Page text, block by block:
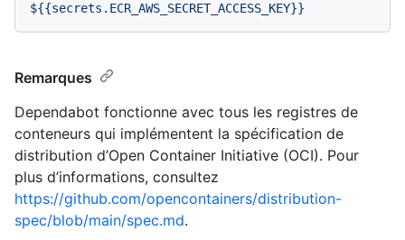
${{secrets.ECR_AWS_SECRET_ACCESS_KEY}}
Remarques
Dependabot fonctionne avec tous les registres de
conteneurs qui implémentent la spécification de
distribution d’Open Container Initiative (OCI). Pour
plus d’informations, consultez
https://github.com/opencontainers/distribution-
spec/blob/main/spec.md.